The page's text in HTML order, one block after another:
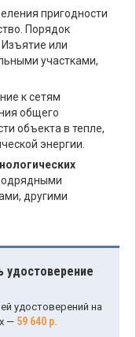
пригодности
Порядок
или
участками,
к сетям
общего
объекта в тепле,
энергии.
другими
удостоверение
удостоверений на
— 59 640 р.